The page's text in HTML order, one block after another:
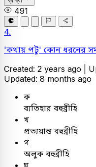
491
4.
'কথায় পটু' কোন ধরনের
Created: 2 years ago |
Updated: 8 months ago
ক
ব্যতিহার বহুব্রীহি
খ
প্রত্যয়ান্ত বহুব্রীহি
গ
অলুক বহুব্রীহি
ঘ